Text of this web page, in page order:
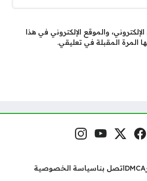
والموقع الإلكتروني في هذا
المرة المقبلة في تعليقي.
مواقع التواصل فيسبوكمنصة إكس
يوتيوبإنستغرام
DMCAاتصل بناسياسة الخصوصية